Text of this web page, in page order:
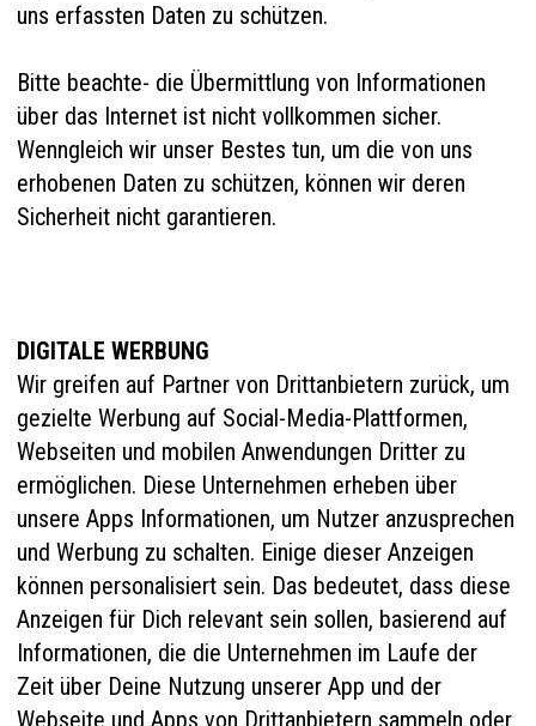
uns erfassten Daten zu schützen.
Bitte beachte- die Übermittlung von Informationen
über das Internet ist nicht vollkommen sicher.
Wenngleich wir unser Bestes tun, um die von uns
erhobenen Daten zu schützen, können wir deren
Sicherheit nicht garantieren.
DIGITALE WERBUNG
Wir greifen auf Partner von Drittanbietern zurück, um
gezielte Werbung auf Social-Media-Plattformen,
Webseiten und mobilen Anwendungen Dritter zu
ermöglichen. Diese Unternehmen erheben über
unsere Apps Informationen, um Nutzer anzusprechen
und Werbung zu schalten. Einige dieser Anzeigen
können personalisiert sein. Das bedeutet, dass diese
Anzeigen für Dich relevant sein sollen, basierend auf
Informationen, die die Unternehmen im Laufe der
Zeit über Deine Nutzung unserer App und der
Webseite und Apps von Drittanbietern sammeln oder